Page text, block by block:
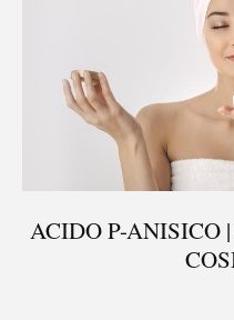
ACIDO P-ANISICO